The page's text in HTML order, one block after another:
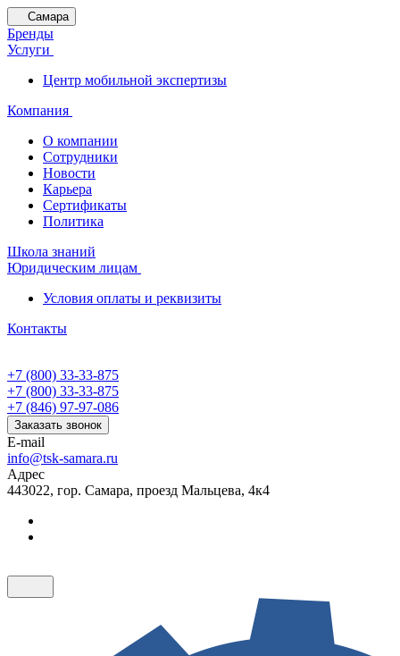
Самара
Бренды
Услуги
Центр мобильной экспертизы
Компания
О компании
Сотрудники
Новости
Карьера
Сертификаты
Политика
Школа знаний
Юридическим лицам
Условия оплаты и реквизиты
Контакты
+7 (800) 33-33-875
+7 (800) 33-33-875
+7 (846) 97-97-086
Заказать звонок
E-mail
info@tsk-samara.ru
Адрес
443022, гор. Самара, проезд Мальцева, 4к4